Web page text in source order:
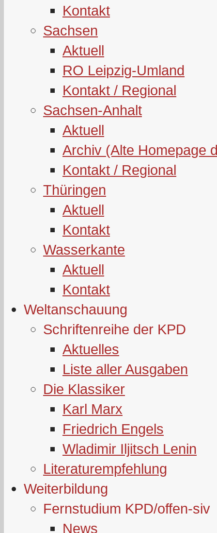
Kontakt
Sachsen
Aktuell
RO Leipzig-Umland
Kontakt / Regional
Sachsen-Anhalt
Aktuell
Archiv (Alte Homepage
Kontakt / Regional
Thüringen
Aktuell
Kontakt
Wasserkante
Aktuell
Kontakt
Weltanschauung
Schriftenreihe der KPD
Aktuelles
Liste aller Ausgaben
Die Klassiker
Karl Marx
Friedrich Engels
Wladimir Iljitsch Lenin
Literaturempfehlung
Weiterbildung
Fernstudium KPD/offen-siv
News